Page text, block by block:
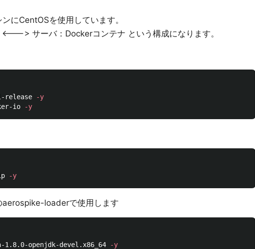
にCentOSを使用しています。
<---> サーバ：Dockerコンテナ という構成になります。
release
-y
io -y
-y
aerospike-loaderで使用します
openjdk-devel.x86_64 -y